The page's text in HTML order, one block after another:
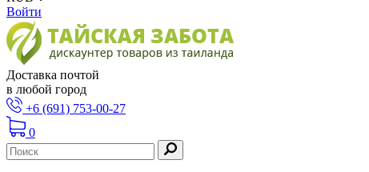
Войти
Доставка почтой
в любой город
+6 (691) 753-00-27
0